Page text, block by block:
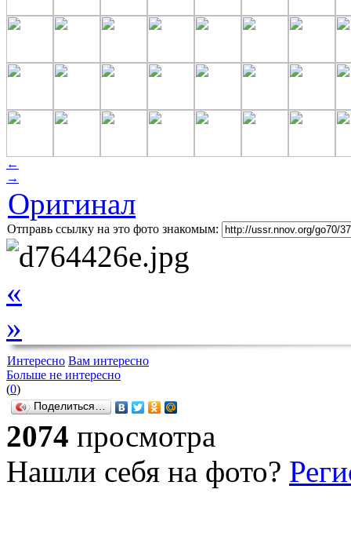
←
→
Оригинал
Отправь ссылку на это фото знакомым:
«
»
Интересно Вам интересно
Больше не интересно
(0)
Поделиться…
2074 просмотра
Нашли себя на фото?